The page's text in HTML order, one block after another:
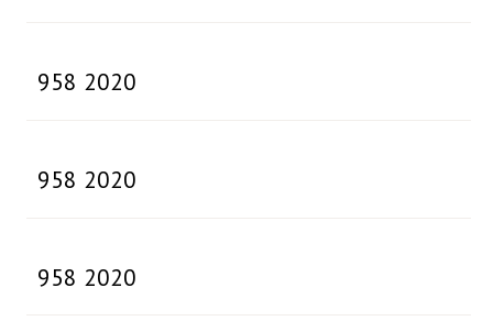
958 2020
958 2020
958 2020